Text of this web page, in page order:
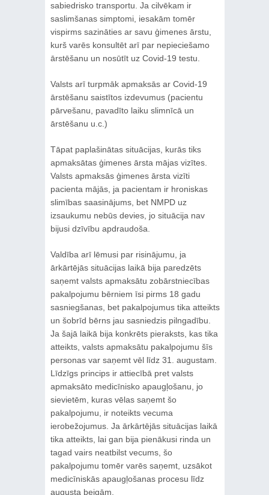
sabiedrisko transportu. Ja cilvēkam ir
saslimšanas simptomi, iesakām tomēr
vispirms sazināties ar savu ģimenes ārstu,
kurš varēs konsultēt arī par nepieciešamo
ārstēšanu un nosūtīt uz Covid-19 testu.
Valsts arī turpmāk apmaksās ar Covid-19
ārstēšanu saistītos izdevumus (pacientu
pārvešanu, pavadīto laiku slimnīcā un
ārstēšanu u.c.)
Tāpat paplašinātas situācijas, kurās tiks
apmaksātas ģimenes ārsta mājas vizītes.
Valsts apmaksās ģimenes ārsta vizīti
pacienta mājās, ja pacientam ir hroniskas
slimības saasinājums, bet NMPD uz
izsaukumu nebūs devies, jo situācija nav
bijusi dzīvību apdraudoša.
Valdība arī lēmusi par risinājumu, ja
ārkārtējās situācijas laikā bija paredzēts
saņemt valsts apmaksātu zobārstniecības
pakalpojumu bērniem īsi pirms 18 gadu
sasniegšanas, bet pakalpojumus tika atteikts
un šobrīd bērns jau sasniedzis pilngadību.
Ja šajā laikā bija konkrēts pieraksts, kas tika
atteikts, valsts apmaksātu pakalpojumu šīs
personas var saņemt vēl līdz 31. augustam.
Līdzīgs princips ir attiecībā pret valsts
apmaksāto medicīnisko apaugļošanu, jo
sievietēm, kuras vēlas saņemt šo
pakalpojumu, ir noteikts vecuma
ierobežojumus. Ja ārkārtējās situācijas laikā
tika atteikts, lai gan bija pienākusi rinda un
tagad vairs neatbilst vecums, šo
pakalpojumu tomēr varēs saņemt, uzsākot
medicīniskās apaugļošanas procesu līdz
augusta beigām.